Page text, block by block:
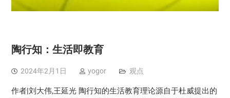
陶行知：生活即教育
2024年2月1日 yogor 观点
作者|刘大伟,王延光 陶行知的生活教育理论源自于杜威提出的